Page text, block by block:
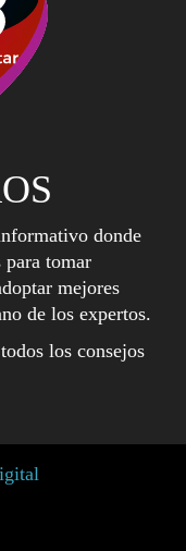
donde
para tomar
mejores
de los expertos.
los consejos